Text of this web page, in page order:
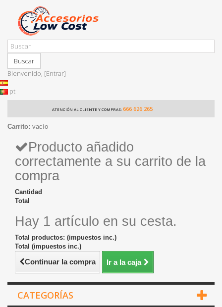
Buscar
Bienvenido, [Entrar]
pt
ATENCIÓN AL CLIENTE Y COMPRAS: 666 626 265
Carrito: vacío
Producto añadido
correctamente a su carrito de la
compra
Cantidad
Total
Hay 1 artículo en su cesta.
Total productos: (impuestos inc.)
Total (impuestos inc.)
Continuar la compra Ir a la caja
CATEGORÍAS